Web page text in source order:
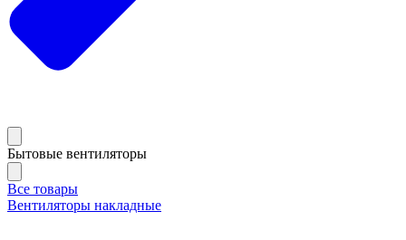
Бытовые вентиляторы
Все товары
Вентиляторы накладные